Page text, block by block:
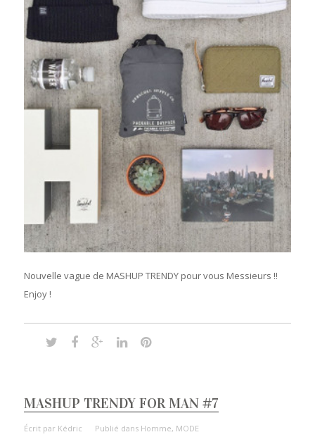
Nouvelle vague de MASHUP TRENDY pour vous Messieurs !!
Enjoy !
MASHUP TRENDY FOR MAN #7
Écrit par Kédric Publié dans Homme, MODE